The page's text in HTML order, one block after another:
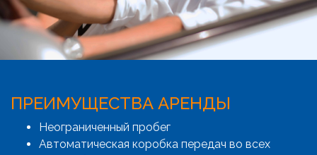
ПРЕИМУЩЕСТВА АРЕНДЫ
Неограниченный пробег
Автоматическая коробка передач во всех